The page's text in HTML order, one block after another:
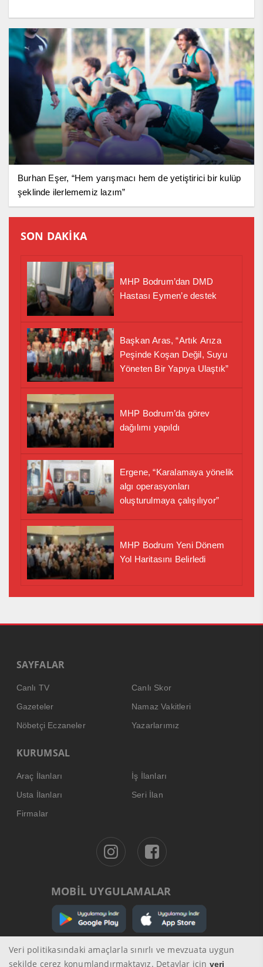
Burhan Eşer, “Hem yarışmacı hem de yetiştirici bir kulüp
şeklinde ilerlememiz lazım”
SON DAKİKA
MHP Bodrum’dan DMD
Hastası Eymen’e destek
Başkan Aras, “Artık Arıza
Peşinde Koşan Değil, Suyu
Yöneten Bir Yapıya Ulaştık”
MHP Bodrum’da görev
dağılımı yapıldı
Ergene, “Karalamaya yönelik
algı operasyonları
oluşturulmaya çalışılıyor”
MHP Bodrum Yeni Dönem
Yol Haritasını Belirledi
SAYFALAR
Canlı TV
Canlı Skor
Gazeteler
Namaz Vakitleri
Nöbetçi Eczaneler
Yazarlarımız
KURUMSAL
Araç İlanları
İş İlanları
Usta İlanları
Seri İlan
Firmalar
MOBİL UYGULAMALAR
Veri politikasındaki amaçlarla sınırlı ve mevzuata uygun
şekilde çerez konumlandırmaktayız. Detaylar için veri